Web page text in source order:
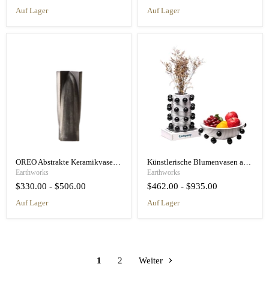
auf Lager auf Lager
Earthworks
$330.00 - $506.00
auf Lager
Earthworks
$462.00 - $935.00
auf Lager
1 2 Weiter